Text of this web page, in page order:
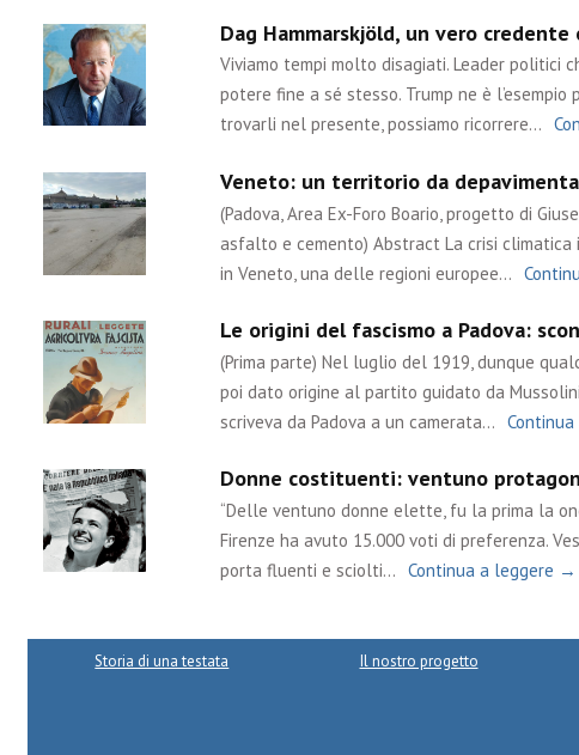
Dag Hammarskjöld, un vero
Viviamo tempi molto disagiati. Leader politici
potere fine a sé stesso. Trump ne è
trovarli nel presente, possiamo ricorrere…
Veneto: un territorio da
(Padova, Area Ex-Foro Boario, progetto di
asfalto e cemento) Abstract La crisi
in Veneto, una delle regioni europee…
Le origini del fascismo a Padova:
(Prima parte) Nel luglio del 1919, dunque
poi dato origine al partito guidato da
scriveva da Padova a un camerata…
Donne costituenti: ventuno
“Delle ventuno donne elette, fu la prima la
Firenze ha avuto 15.000 voti di preferenza.
porta fluenti e sciolti… Continua a leggere →
Storia di una testata Il nostro progetto